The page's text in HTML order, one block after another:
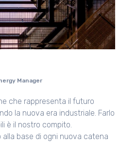
Manager
che rappresenta il futuro
la nuova era industriale. Farlo
è il nostro compito.
base di ogni nuova catena